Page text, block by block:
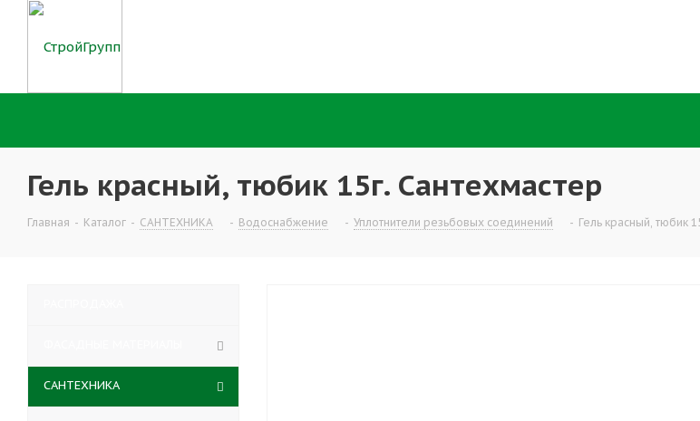
Гель красный, тюбик 15г. Сантехмастер
Главная - Каталог - САНТЕХНИКА - Водоснабжение - Уплотнители резьбовых соединений - Гель красный, тюбик
САНТЕХНИКА